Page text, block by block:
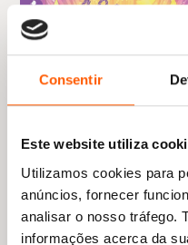
Consentir
Este website utiliza
Utilizamos cookies para
anúncios, fornecer
analisar o nosso tráfego.
informações acerca da
10,45€O
preço
original
9,41 €O
preço
atual
Alice 8: O Concurso de
Talentos